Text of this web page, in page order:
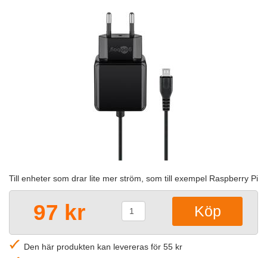
Till enheter som drar lite mer ström, som till exempel Raspberry Pi
97 kr
Den här produkten kan levereras för 55 kr